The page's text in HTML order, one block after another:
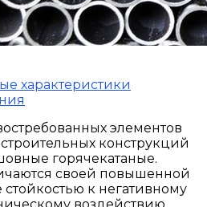
характеристики
элементов
конструкций
горячекатаные.
своей повышенной
к негативному